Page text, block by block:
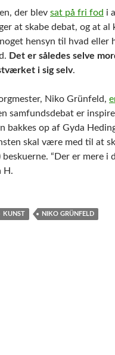
der blev sat på fri fod i
at skabe debat, og at al
hensyn til hvad eller
Det er således selve
i sig selv.
Niko Grünfeld,
samfundsdebat er
bakkes op af Gyda
skal være med til at
“Der er mere i
H.
KUNST NIKO GRÜNFELD